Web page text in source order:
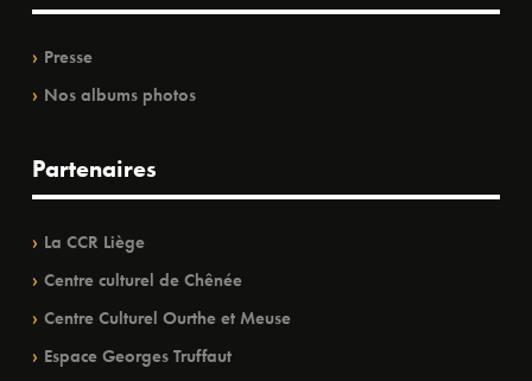
Presse
Nos albums photos
Partenaires
La CCR Liège
Centre culturel de Chênée
Centre Culturel Ourthe et Meuse
Espace Georges Truffaut